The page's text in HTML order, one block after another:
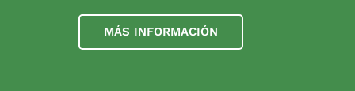
MÁS INFORMACIÓN